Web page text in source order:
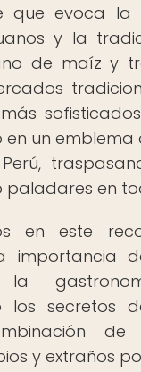
que evoca la
y la
de maíz y
en un
en
en este
importancia
los secretos
y extraños